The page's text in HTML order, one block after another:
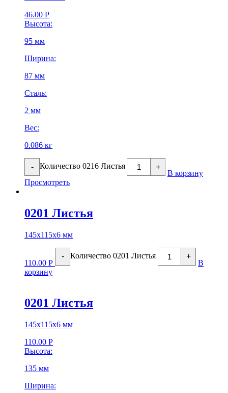
46.00 Р
Высота:
95 мм
Ширина:
87 мм
Сталь:
2 мм
Вес:
0.086 кг
- Количество 0216 Листья +
В корзину
Просмотреть
0201 Листья
145х115х6 мм
110.00 Р
- Количество 0201 Листья +
В
корзину
0201 Листья
145х115х6 мм
110.00 Р
Высота:
135 мм
Ширина: